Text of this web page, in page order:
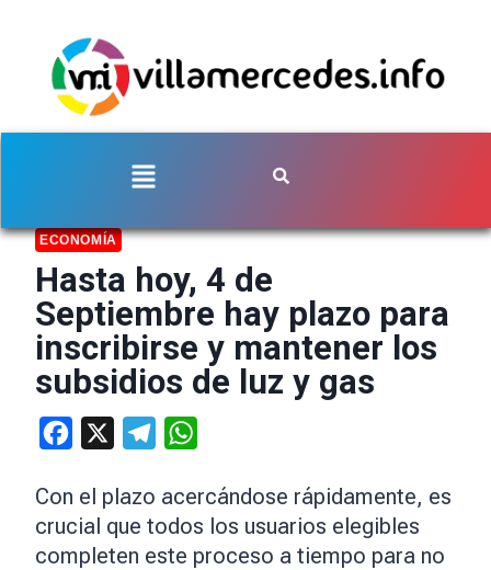
ECONOMÍA
Hasta hoy, 4 de
Septiembre hay plazo para
inscribirse y mantener los
subsidios de luz y gas
Facebook Telegram
Con el plazo acercándose rápidamente, es
crucial que todos los usuarios elegibles
completen este proceso a tiempo para no